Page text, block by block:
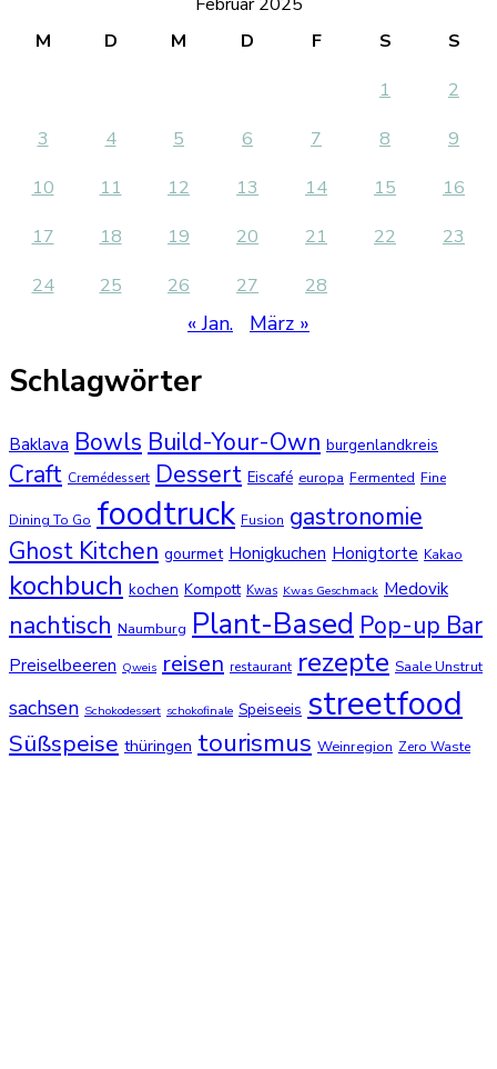
M
D M D F S
S
1
2
3
4 5 6 7 8
9
10
11 12 13 14 15
16
17
18 19 20 21 22
23
24
25 26 27 28
« Jan. März »
Schlagwörter
Baklava Bowls Build-Your-Own burgenlandkreis
Craft Cremédessert Dessert Eiscafé europa Fermented Fine
Dining To Go foodtruck Fusion gastronomie
Ghost Kitchen gourmet Honigkuchen Honigtorte Kakao
kochbuch kochen Kompott Kwas Kwas Geschmack Medovik
nachtisch Naumburg Plant-Based Pop-up Bar
Preiselbeeren Qweis reisen restaurant rezepte Saale Unstrut
sachsen Schokodessert schokofinale Speiseeis streetfood
Süßspeise thüringen tourismus Weinregion Zero Waste